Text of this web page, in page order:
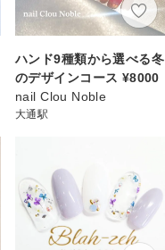
ハンド9種類から選べる冬
のデザインコース ¥8000
nail Clou Noble
大通駅